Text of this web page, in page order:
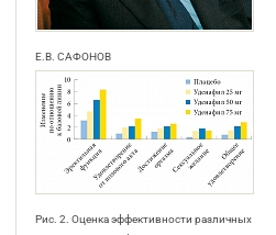
Е.В. САФОНОВ
Рис. 2. Оценка эффективности различных